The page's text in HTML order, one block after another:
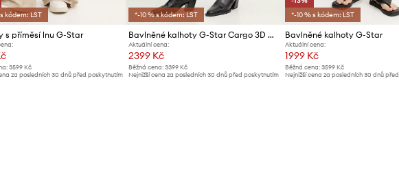
kódem: LST
s příměsí lnu G-Star
3599 Kč
za posledních 30 dnů před poskytnutím
*-10 % s kódem: LST
Bavlněné kalhoty G-Star Cargo 3D boyfriend
Aktuální cena:
2399 Kč
Běžná cena: 3399 Kč
Nejnižší cena za posledních 30 dnů před poskytnutím
*-10 % s kódem: LST
Bavlněné kalhoty G-Star
Aktuální cena:
1999 Kč
Běžná cena: 3599 Kč
Nejnižší cena za posledních 30 dnů